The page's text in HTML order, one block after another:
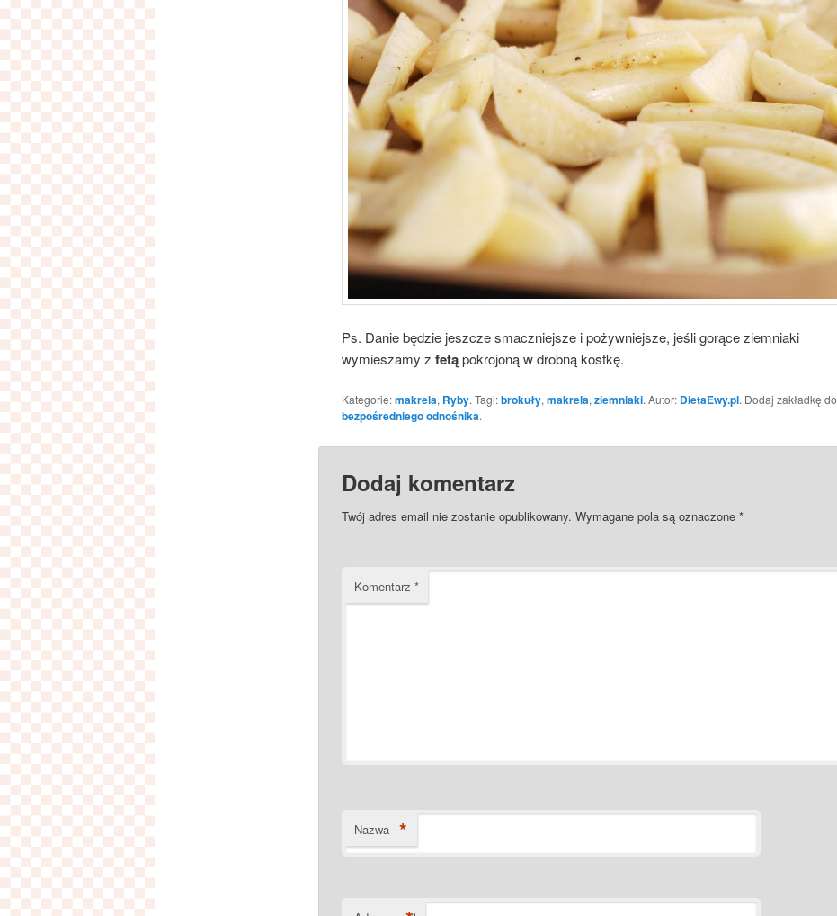
Ps. Danie będzie jeszcze smaczniejsze i pożywniejsze, jeśli gorące ziemniaki
wymieszamy z fetąpokrojoną w drobną kostkę.
Kategorie:makrela, Ryby. Tagi:brokuły, makrela, ziemniaki. Autor: DietaEwy.pl. Dodaj zakładkę do
bezpośredniego odnośnika.
Dodaj komentarz
Twój adres email nie zostanie opublikowany. Wymagane pola są oznaczone *
Komentarz *
Nazwa *